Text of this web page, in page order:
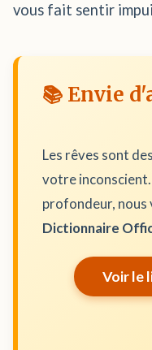
vous fait sentir
📚 Envie
Les rêves sont
votre
profondeur, nous
Dictionnaire
Voir le